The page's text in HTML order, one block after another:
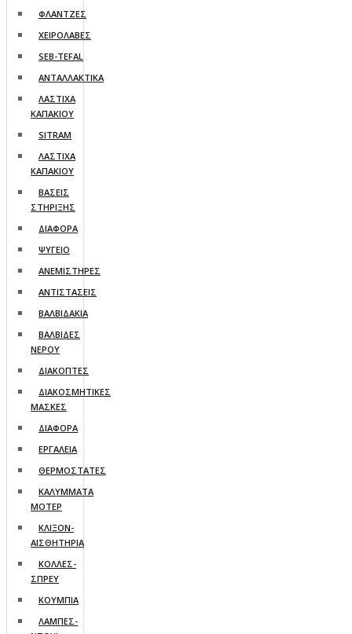
ΦΛΑΝΤΖΕΣ
ΧΕΙΡΟΛΑΒΕΣ
SEB-TEFAL
ΑΝΤΑΛΛΑΚΤΙΚΑ
ΛΑΣΤΙΧΑ
ΚΑΠΑΚΙΟΥ
SITRAM
ΛΑΣΤΙΧΑ
ΚΑΠΑΚΙΟΥ
ΒΑΣΕΙΣ
ΣΤΗΡΙΞΗΣ
ΔΙΑΦΟΡΑ
ΨΥΓΕΙO
ΑΝΕΜΙΣΤΗΡΕΣ
ΑΝΤΙΣΤΑΣΕΙΣ
ΒΑΛΒΙΔΑΚΙΑ
ΒΑΛΒΙΔΕΣ
ΝΕΡΟΥ
ΔΙΑΚΟΠΤΕΣ
ΔΙΑΚΟΣΜΗΤΙΚΕΣ
ΜΑΣΚΕΣ
ΔΙΑΦΟΡΑ
ΕΡΓΑΛΕΙΑ
ΘΕΡΜΟΣΤΑΤΕΣ
ΚΑΛΥΜΜΑΤΑ
ΜΟΤΕΡ
ΚΛΙΞΟΝ-
ΑΙΣΘΗΤΗΡΙΑ
ΚΟΛΛΕΣ-
ΣΠΡΕΥ
ΚΟΥΜΠΙΑ
ΛΑΜΠΕΣ-